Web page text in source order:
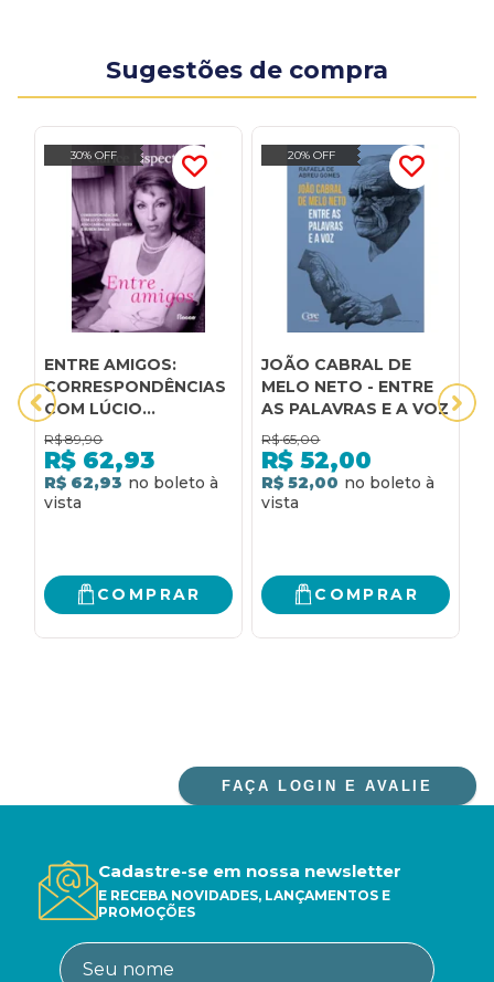
Sugestões de compra
30% OFF
ENTRE AMIGOS:
CORRESPONDÊNCIAS
COM LÚCIO
CARDOSO, JOÃO
CABRAL DE MELO
NETO E RUBEM
BRAGA
R$ 89,90
R$ 62,93
R$ 62,93
COMPRAR
20% OFF
JOÃO CABRAL DE
MELO NETO - ENTRE
AS PALAVRAS E A VOZ
R$ 65,00
R$ 52,00
R$ 52,00
COMPRAR
FAÇA LOGIN E AVALIE
Cadastre-se em nossa newsletter
E RECEBA NOVIDADES, LANÇAMENTOS E
PROMOÇÕES